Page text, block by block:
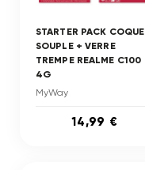
STARTER PACK COQUE
SOUPLE + VERRE
TREMPE REALME C100
4G
MyWay
14,99 €